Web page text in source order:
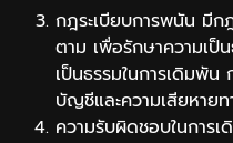
กฎระเบียบการพนัน มี
ตาม เพื่อรักษาความเป็
เป็นธรรมในการเดิมพัน
บัญชีและความเสียหาย
ความรับผิดชอบในการ